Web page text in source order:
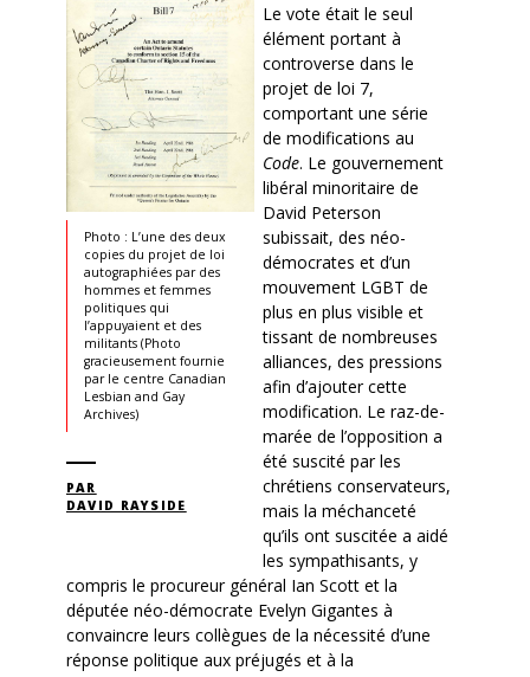
Photo : L’une des deux
copies du projet de loi
autographiées par des
hommes et femmes
politiques qui
l’appuyaient et des
militants (Photo
gracieusement fournie
par le centre Canadian
Lesbian and Gay
Archives)
PAR
DAVID RAYSIDE
Le vote était le seul
élément portant à
controverse dans le
projet de loi 7,
comportant une série
de modifications au
Code. Le gouvernement
libéral minoritaire de
David Peterson
subissait, des néo-
démocrates et d’un
mouvement LGBT de
plus en plus visible et
tissant de nombreuses
alliances, des pressions
afin d’ajouter cette
modification. Le raz-de-
marée de l’opposition a
été suscité par les
chrétiens conservateurs,
mais la méchanceté
qu’ils ont suscitée a aidé
les sympathisants, y
compris le procureur général Ian Scott et la
députée néo-démocrate Evelyn Gigantes à
convaincre leurs collègues de la nécessité d’une
réponse politique aux préjugés et à la